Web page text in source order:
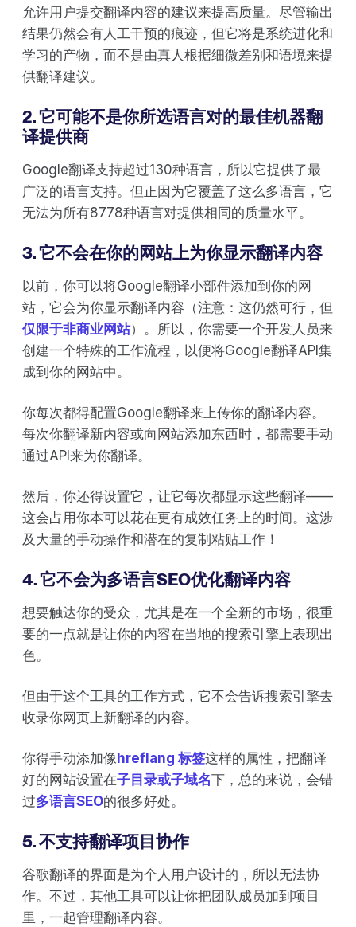
允许用户提交翻译内容的建议来提高质量。尽管输出
结果仍然会有人工干预的痕迹，但它将是系统进化和
学习的产物，而不是由真人根据细微差别和语境来提
供翻译建议。
2. 它可能不是你所选语言对的最佳机器翻
译提供商
Google翻译支持超过130种语言，所以它提供了最
广泛的语言支持。但正因为它覆盖了这么多语言，它
无法为所有8778种语言对提供相同的质量水平。
3. 它不会在你的网站上为你显示翻译内容
以前，你可以将Google翻译小部件添加到你的网
站，它会为你显示翻译内容（注意：这仍然可行，但
仅限于非商业网站）。所以，你需要一个开发人员来
创建一个特殊的工作流程，以便将Google翻译API集
成到你的网站中。
你每次都得配置Google翻译来上传你的翻译内容。
每次你翻译新内容或向网站添加东西时，都需要手动
通过API来为你翻译。
然后，你还得设置它，让它每次都显示这些翻译——
这会占用你本可以花在更有成效任务上的时间。这涉
及大量的手动操作和潜在的复制粘贴工作！
4. 它不会为多语言SEO优化翻译内容
想要触达你的受众，尤其是在一个全新的市场，很重
要的一点就是让你的内容在当地的搜索引擎上表现出
色。
但由于这个工具的工作方式，它不会告诉搜索引擎去
收录你网页上新翻译的内容。
你得手动添加像 hreflang 标签这样的属性，把翻译
好的网站设置在子目录或子域名下，总的来说，会错
过多语言SEO的很多好处。
5. 不支持翻译项目协作
谷歌翻译的界面是为个人用户设计的，所以无法协
作。不过，其他工具可以让你把团队成员加到项目
里，一起管理翻译内容。